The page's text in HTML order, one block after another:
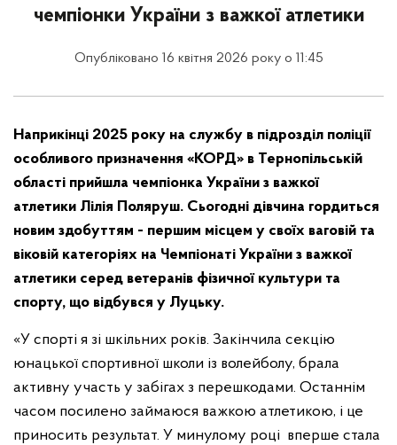
чемпіонки України з важкої атлетики
Опубліковано 16 квітня 2026 року о 11:45
Наприкінці 2025 року на службу в підрозділ поліції
особливого призначення «КОРД» в Тернопільській
області прийшла чемпіонка України з важкої
атлетики Лілія Поляруш. Сьогодні дівчина гордиться
новим здобуттям - першим місцем у своїх ваговій та
віковій категоріях на Чемпіонаті України з важкої
атлетики серед ветеранів фізичної культури та
спорту, що відбувся у Луцьку.
«У спорті я зі шкільних років. Закінчила секцію
юнацької спортивної школи із волейболу, брала
активну участь у забігах з перешкодами. Останнім
часом посилено займаюся важкою атлетикою, і це
приносить результат. У минулому році вперше стала